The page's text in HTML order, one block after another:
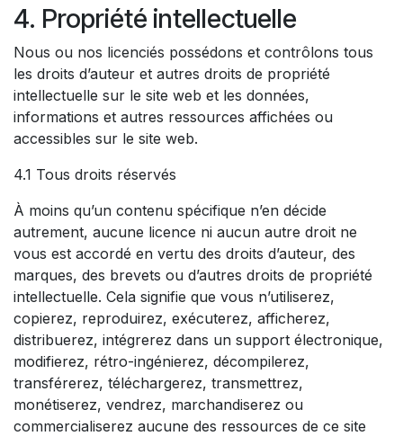
4. Propriété intellectuelle
Nous ou nos licenciés possédons et contrôlons tous
les droits d’auteur et autres droits de propriété
intellectuelle sur le site web et les données,
informations et autres ressources affichées ou
accessibles sur le site web.
4.1 Tous droits réservés
À moins qu’un contenu spécifique n’en décide
autrement, aucune licence ni aucun autre droit ne
vous est accordé en vertu des droits d’auteur, des
marques, des brevets ou d’autres droits de propriété
intellectuelle. Cela signifie que vous n’utiliserez,
copierez, reproduirez, exécuterez, afficherez,
distribuerez, intégrerez dans un support électronique,
modifierez, rétro-ingénierez, décompilerez,
transférerez, téléchargerez, transmettrez,
monétiserez, vendrez, marchandiserez ou
commercialiserez aucune des ressources de ce site